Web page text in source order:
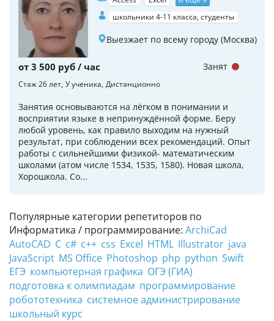
Популярные категории репетиторов по
Информатика / программирование: ArchiCad
AutoCAD C c# c++ css Excel HTML Illustrator java
JavaScript MS Office Photoshop php python Swift
ЕГЭ компьютерная графика ОГЭ (ГИА)
подготовка к олимпиадам программирование
робототехника системное администрирование
школьный курс
школьники 4-11 класса, студенты
Выезжает по всему городу (Москва)
от 3 500 руб / час
Стаж 26 лет У ученика Дистанционно
Занятия основываются на лёгком в понимании и
восприятии языке в непринуждённой форме. Беру
любой уровень, как правило выходим на нужный
результат, при соблюдении всех рекомендаций. Опыт
работы с сильнейшими физикой- математическим
школами (атом числе 1534, 1535, 1580). Новая школа,
Хорошкола. Со...
Занят